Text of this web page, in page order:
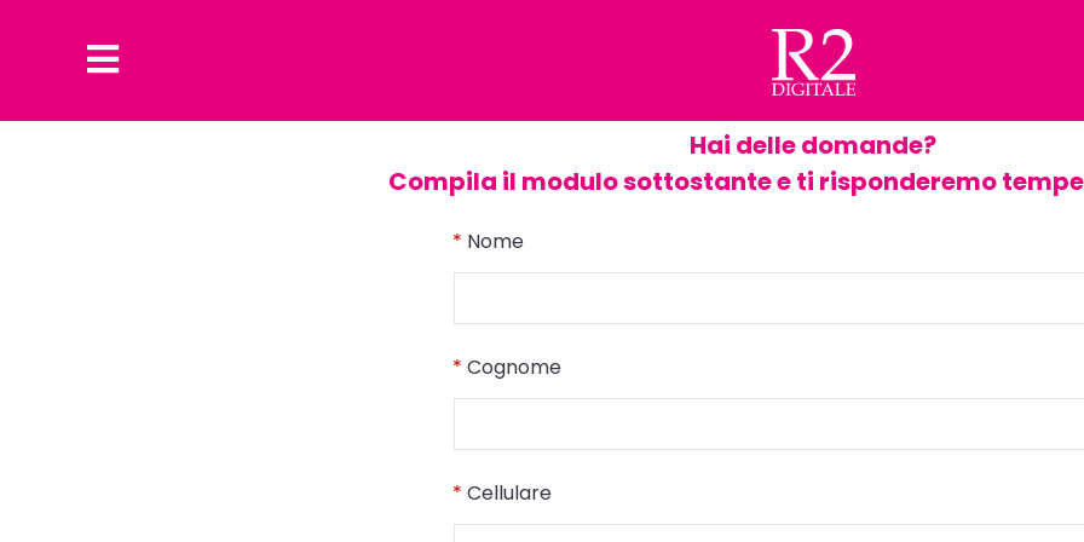
Hai delle domande?
Compila il modulo sottostante e ti risponderemo
* Nome
* Cognome
* Cellulare